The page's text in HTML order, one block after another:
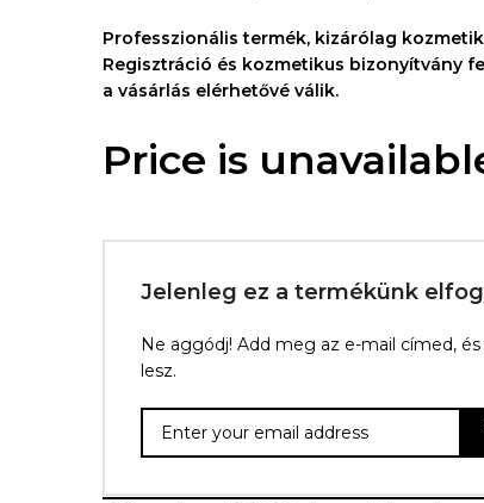
Professzionális termék, kizárólag
Regisztráció és kozmetikus bizonyítvány
a vásárlás elérhetővé válik.
Price is
Jelenleg ez a termékünk
Ne aggódj! Add meg az e-mail címed,
lesz.